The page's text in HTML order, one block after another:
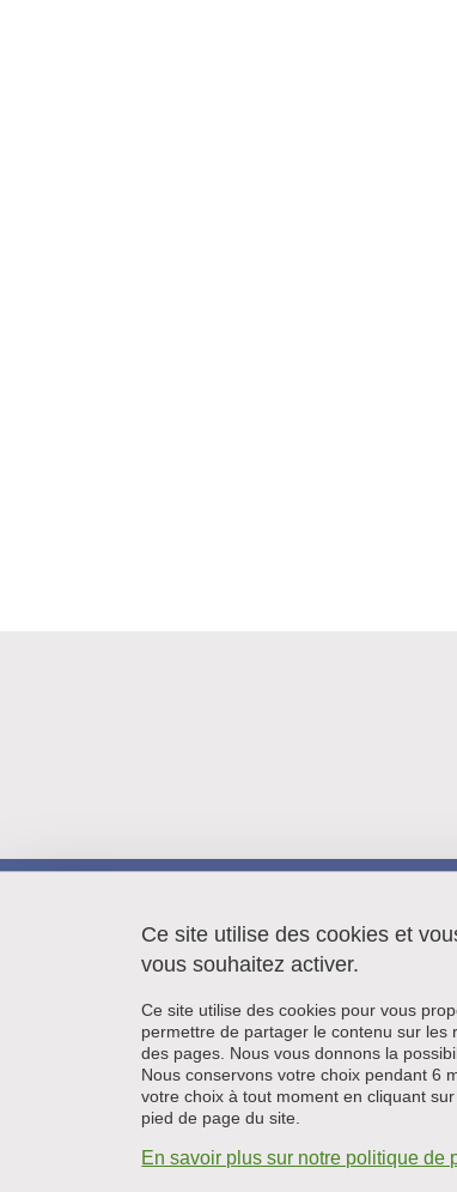
140 rue de la Physique
38402 Saint Martin d'Hères
Ce site utilise des cookies et
vous souhaitez activer.
Ce site utilise des cookies pour vous
permettre de partager le contenu sur les
des pages. Nous vous donnons la
Nous conservons votre choix pendant 6
votre choix à tout moment en cliquant
pied de page du site.
En savoir plus sur notre politique de